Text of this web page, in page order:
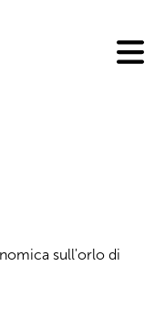
sull'orlo di